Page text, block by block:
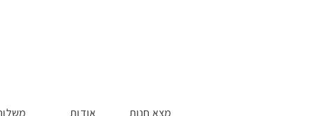
אודות מצא חנות